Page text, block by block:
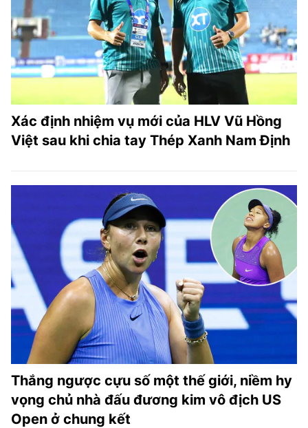
TRA CỨU PHƯỜNG XÃ
CỐNG HIẾN
BÙI XUÂN PHÁI
TIỆN ÍCH
LIÊN HỆ QUẢNG CÁO
Điện thoại: 024.38254756
MẠNG XÃ HỘI
Xác định nhiệm vụ mới của HLV Vũ Hồng
Việt sau khi chia tay Thép Xanh Nam Định
Thắng ngược cựu số một thế giới, niềm hy
vọng chủ nhà đấu đương kim vô địch US
Open ở chung kết